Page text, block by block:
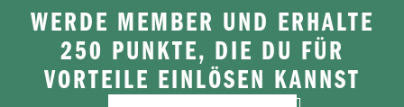
WERDE MEMBER UND ERHALTE
250 PUNKTE, DIE DU FÜR
VORTEILE EINLÖSEN KANNST